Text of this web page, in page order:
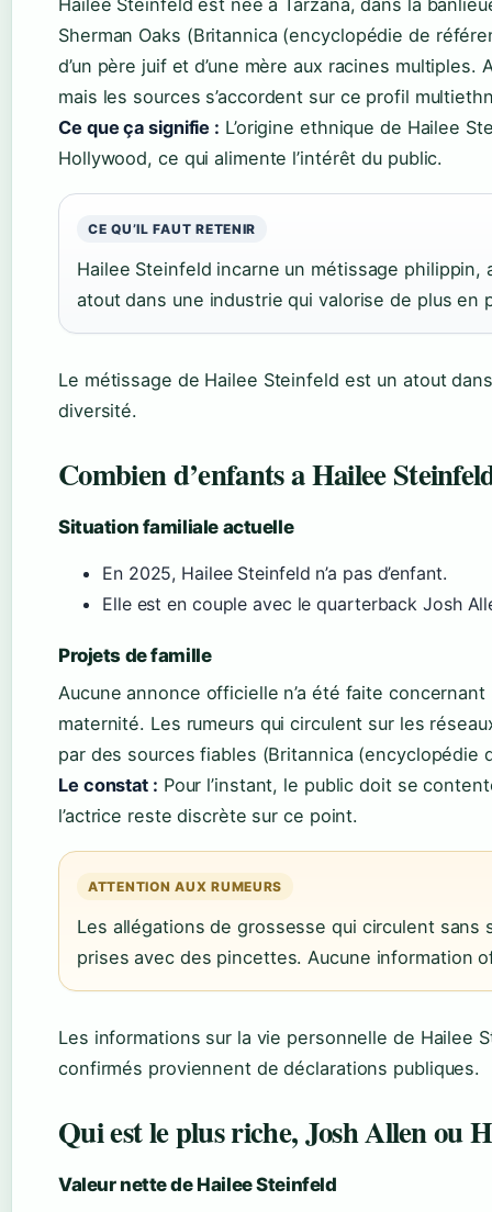
Sherman Oaks (Britannica (encyclopédie de
d’un père juif et d’une mère aux racines multiples.
mais les sources s’accordent sur ce profil
Ce que ça signifie : L’origine ethnique de Hailee
Hollywood, ce qui alimente l’intérêt du public.
CE QU’IL FAUT RETENIR
Hailee Steinfeld incarne un métissage
atout dans une industrie qui valorise de plus en
Le métissage de Hailee Steinfeld est un atout
diversité.
Combien d’enfants a Hailee
Situation familiale actuelle
En 2025, Hailee Steinfeld n’a pas d’enfant.
Elle est en couple avec le quarterback Josh
Projets de famille
Aucune annonce officielle n’a été faite
maternité. Les rumeurs qui circulent sur les
par des sources fiables (Britannica (encyclopédie
Le constat : Pour l’instant, le public doit se
l’actrice reste discrète sur ce point.
ATTENTION AUX RUMEURS
Les allégations de grossesse qui circulent
prises avec des pincettes. Aucune information
Les informations sur la vie personnelle de Hailee
confirmés proviennent de déclarations publiques.
Qui est le plus riche, Josh Allen ou
Valeur nette de Hailee Steinfeld